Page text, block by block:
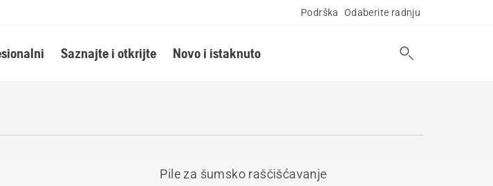
Podrška Odaberite radnju
Saznajte i otkrijte Novo i istaknuto
Pile za šumsko raščišćavanje